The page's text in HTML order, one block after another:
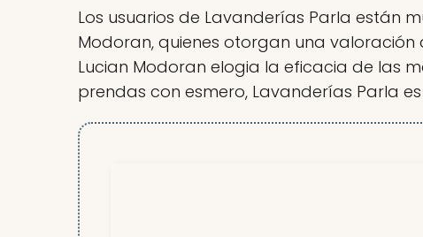
Los usuarios de Lavanderías Parla están
Modoran, quienes otorgan una valoración
Lucian Modoran elogia la eficacia de las
prendas con esmero, Lavanderías Parla